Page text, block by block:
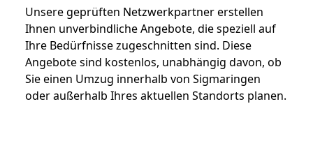
Unsere geprüften Netzwerkpartner erstellen
Ihnen unverbindliche Angebote, die speziell auf
Ihre Bedürfnisse zugeschnitten sind. Diese
Angebote sind kostenlos, unabhängig davon, ob
Sie einen Umzug innerhalb von Sigmaringen
oder außerhalb Ihres aktuellen Standorts planen.